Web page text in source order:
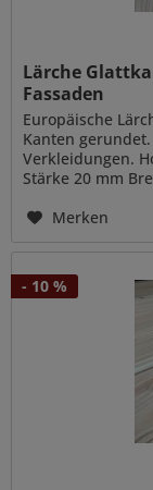
Lärche
Fassaden
Europäische
Kanten
Verkleidungen.
Stärke 20 mm
Merken
- 10 %